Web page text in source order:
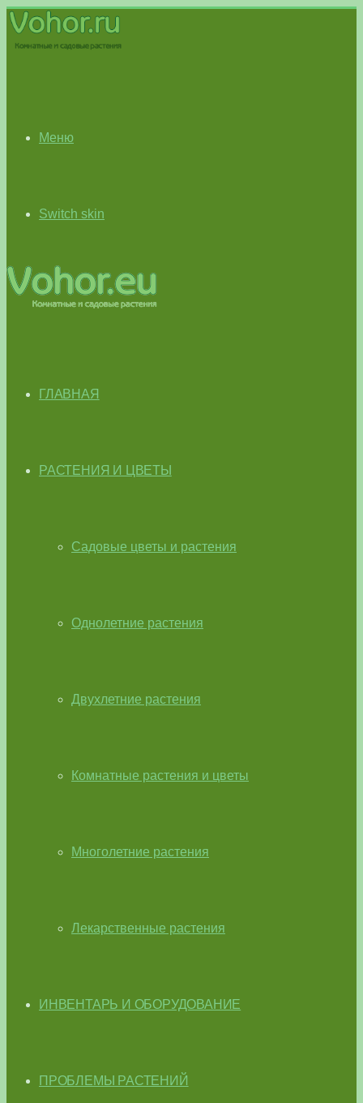
Меню
Switch skin
ГЛАВНАЯ
РАСТЕНИЯ И ЦВЕТЫ
Садовые цветы и растения
Однолетние растения
Двухлетние растения
Комнатные растения и цветы
Многолетние растения
Лекарственные растения
ИНВЕНТАРЬ И ОБОРУДОВАНИЕ
ПРОБЛЕМЫ РАСТЕНИЙ